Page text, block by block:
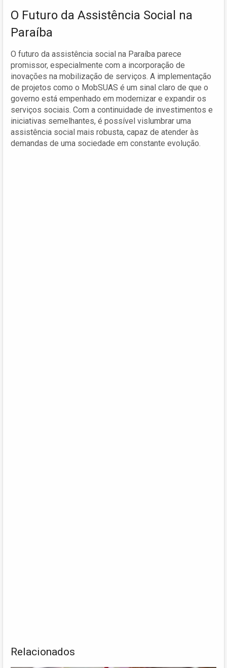
O Futuro da Assistência Social na
Paraíba
O futuro da assistência social na Paraíba parece
promissor, especialmente com a incorporação de
inovações na mobilização de serviços. A implementação
de projetos como o MobSUAS é um sinal claro de que o
governo está empenhado em modernizar e expandir os
serviços sociais. Com a continuidade de investimentos e
iniciativas semelhantes, é possível vislumbrar uma
assistência social mais robusta, capaz de atender às
demandas de uma sociedade em constante evolução.
Relacionados